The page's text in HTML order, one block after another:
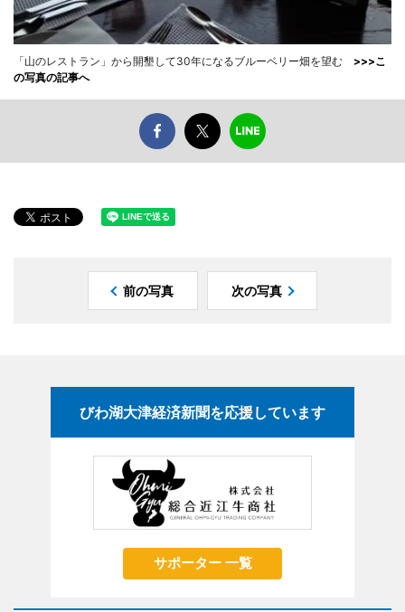
「山のレストラン」から開墾して30年になるブルーベリー畑を望む >>>こ
の写真の記事へ
前の写真 次の写真
びわ湖大津経済新聞を応援しています
サポーター 一覧